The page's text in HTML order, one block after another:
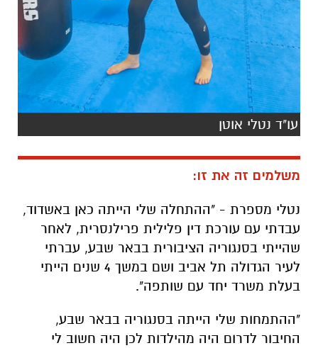
עו"ד נטלי אוטן
משלמים זה את זו:
נטלי מספרת - "ההתחלה שלי הייתה כאן באשדוד,
עבדתי עם עורכת דין פלילית פרילנסרית, לאחר
שהייתי בסנגוריה הציבורית בבאר שבע, עברתי
לעיר הגדולה תל אביב ושם במשך 4 שנים הייתי
בעלת משרד יחד עם שותפה".
"ההתמחות שלי הייתה בסנגוריה בבאר שבע,
החיבור לדרום היה מהילדות לכן היה חשוב לי